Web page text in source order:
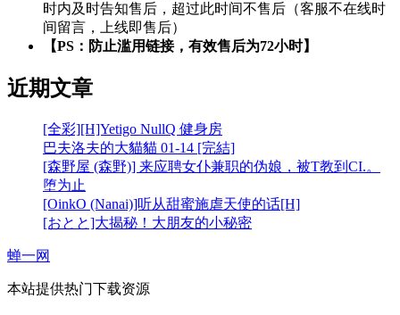
时内及时告知售后，超过此时间不售后（客服不在线时
间留言，上线即售后）
【PS：防止滥用链接，有效售后为72小时】
近期文章
[全彩][H]Yetigo NullQ 健身房
巴夫洛夫的大貓貓 01-14 [完結]
[森野屋 (森野)] 来应聘女仆兼职的伪娘，被T教到CI.。
堕为止
[OinkO (Nanai)]听从甜蜜施虐天使的话[H]
[おとと]大揭秘！大朋友的小秘密
蝉一网
本站提供热门下载资源